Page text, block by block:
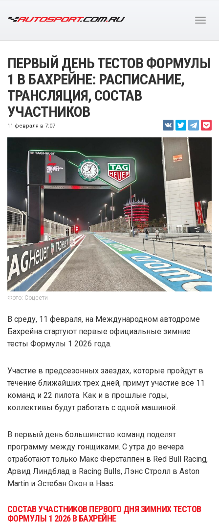
ПЕРВЫЙ ДЕНЬ ТЕСТОВ ФОРМУЛЫ
1 В БАХРЕЙНЕ: РАСПИСАНИЕ,
ТРАНСЛЯЦИЯ, СОСТАВ
УЧАСТНИКОВ
11 февраля в 7:07
Фото: Соцсети
В среду, 11 февраля, на Международном автодроме
Бахрейна стартуют первые официальные зимние
тесты Формулы 1 2026 года.
Участие в предсезонных заездах, которые пройдут в
течение ближайших трех дней, примут участие все 11
команд и 22 пилота. Как и в прошлые годы,
коллективы будут работать с одной машиной.
В первый день большинство команд поделят
программу между гонщиками. С утра до вечера
отработают только Макс Ферстаппен в Red Bull Racing,
Арвид Линдблад в Racing Bulls, Лэнс Стролл в Aston
Martin и Эстебан Окон в Haas.
СОСТАВ УЧАСТНИКОВ ПЕРВОГО ДНЯ ЗИМНИХ ТЕСТОВ
ФОРМУЛЫ 1 2026 В БАХРЕЙНЕ